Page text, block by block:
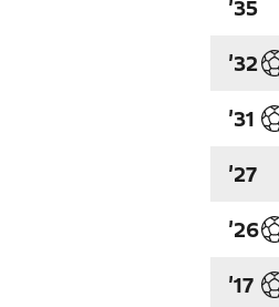
'35
'32
'31
'27
'26
'17